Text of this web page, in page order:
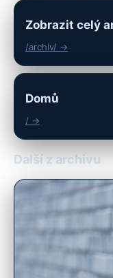
Zobrazit celý
/archiv/ →
Domů
/ →
Další z archivu